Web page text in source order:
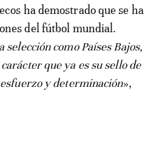
ha demostrado que se ha
del fútbol mundial.
como Países Bajos,
que ya es su sello de
y determinación»,